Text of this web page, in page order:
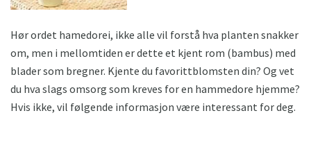
Hør ordet hamedorei, ikke alle vil forstå hva planten snakker
om, men i mellomtiden er dette et kjent rom (bambus) med
blader som bregner. Kjente du favorittblomsten din? Og vet
du hva slags omsorg som kreves for en hammedore hjemme?
Hvis ikke, vil følgende informasjon være interessant for deg.